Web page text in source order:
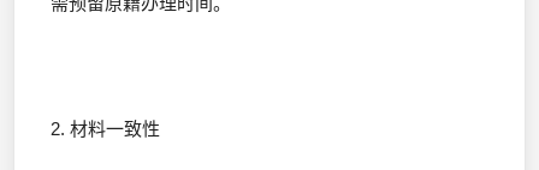
2. 材料一致性